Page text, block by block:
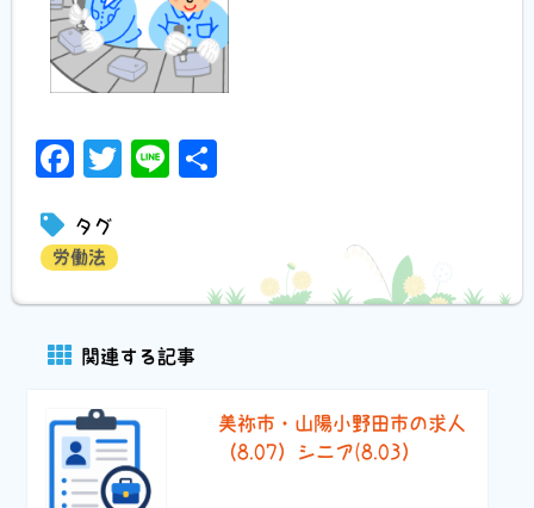
Facebook
Twitter
Line
タグ
労働法
関連する記事
美祢市・山陽小野田市の求人
（8.07）シニア(8.03）